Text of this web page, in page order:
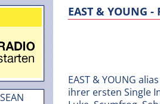
EAST & YOUNG -
EAST & YOUNG
ihrer ersten Single